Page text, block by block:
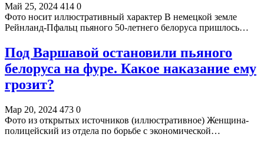
Май 25, 2024 414 0
Фото носит иллюстративный характер В немецкой земле
Рейнланд-Пфальц пьяного 50-летнего белоруса пришлось…
Под Варшавой остановили пьяного
белоруса на фуре. Какое наказание ему
грозит?
Мар 20, 2024 473 0
Фото из открытых источников (иллюстративное) Женщина-
полицейский из отдела по борьбе с экономической…